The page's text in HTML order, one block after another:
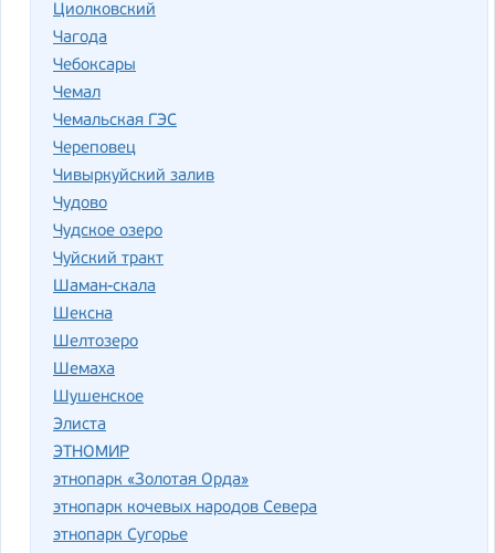
Циолковский
Чагода
Чебоксары
Чемал
Чемальская ГЭС
Череповец
Чивыркуйский залив
Чудово
Чудское озеро
Чуйский тракт
Шаман-скала
Шексна
Шелтозеро
Шемаха
Шушенское
Элиста
ЭТНОМИР
этнопарк «Золотая Орда»
этнопарк кочевых народов Севера
этнопарк Сугорье